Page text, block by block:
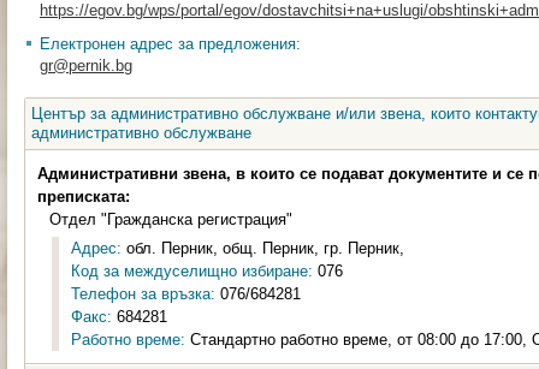
https://egov.bg/wps/portal/egov/dostavchitsi+na+uslugi/
Електронен адрес за предложения:
gr@pernik.bg
Център за административно обслужване и/или звена, които
административно обслужване
Административни звена, в които се подават документите и се
преписката:
Отдел "Гражданска регистрация"
Адрес: обл. Перник, общ. Перник, гр. Перник,
Код за междуселищно избиране: 076
Телефон за връзка: 076/684281
Факс: 684281
Работно време: Стандартно работно време, от 08:00 до 17:00,